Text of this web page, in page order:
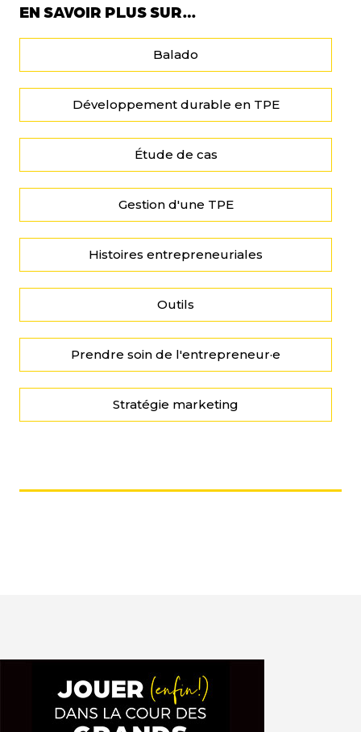
EN SAVOIR PLUS SUR…
Balado
Développement durable en TPE
Étude de cas
Gestion d'une TPE
Histoires entrepreneuriales
Outils
Prendre soin de l'entrepreneur·e
Stratégie marketing